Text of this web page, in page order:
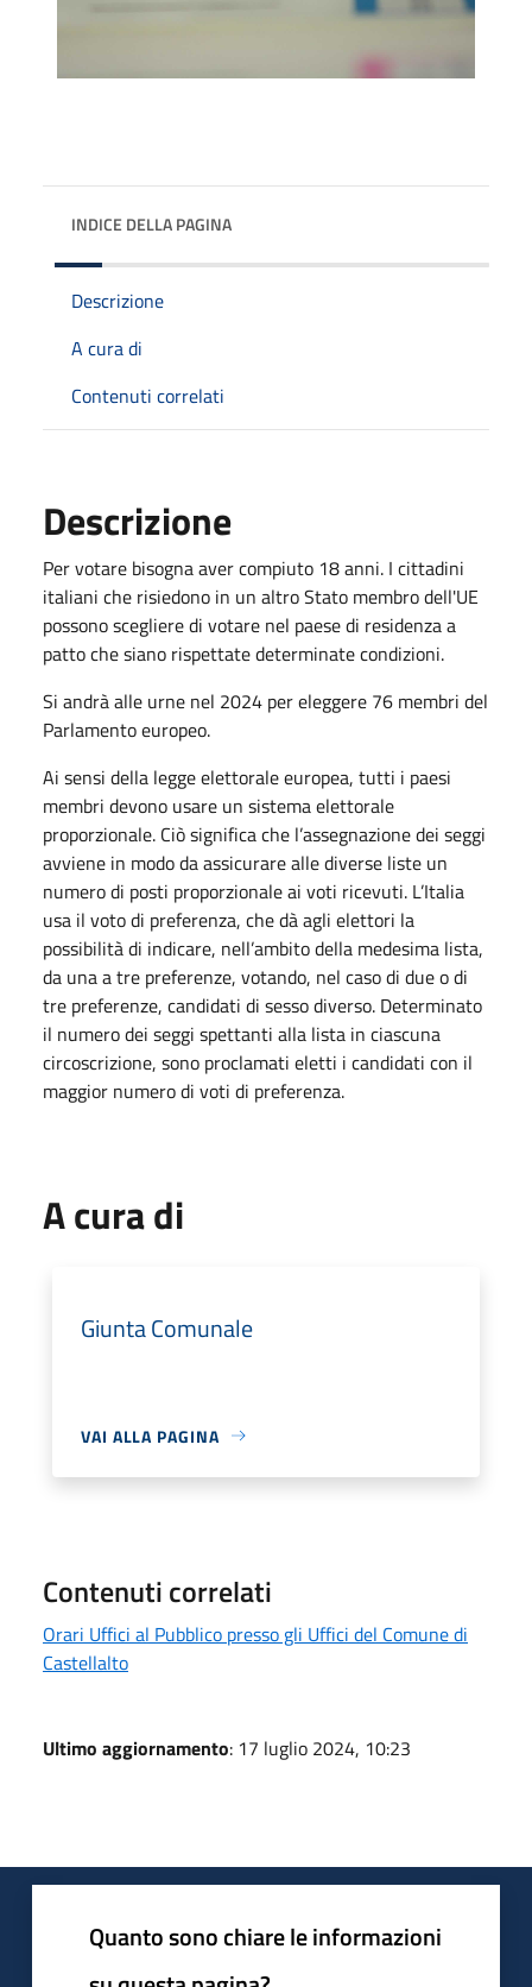
INDICE DELLA PAGINA
Descrizione
A cura di
Contenuti correlati
Descrizione
Per votare bisogna aver compiuto 18 anni. I cittadini
italiani che risiedono in un altro Stato membro dell'UE
possono scegliere di votare nel paese di residenza a
patto che siano rispettate determinate condizioni.
Si andrà alle urne nel 2024 per eleggere 76 membri del
Parlamento europeo.
Ai sensi della legge elettorale europea, tutti i paesi
membri devono usare un sistema elettorale
proporzionale. Ciò significa che l’assegnazione dei seggi
avviene in modo da assicurare alle diverse liste un
numero di posti proporzionale ai voti ricevuti. L’Italia
usa il voto di preferenza, che dà agli elettori la
possibilità di indicare, nell’ambito della medesima lista,
da una a tre preferenze, votando, nel caso di due o di
tre preferenze, candidati di sesso diverso. Determinato
il numero dei seggi spettanti alla lista in ciascuna
circoscrizione, sono proclamati eletti i candidati con il
maggior numero di voti di preferenza.
A cura di
Giunta Comunale
VAI ALLA PAGINA
Contenuti correlati
Orari Uffici al Pubblico presso gli Uffici del Comune di
Castellalto
Ultimo aggiornamento: 17 luglio 2024, 10:23
Quanto sono chiare le informazioni